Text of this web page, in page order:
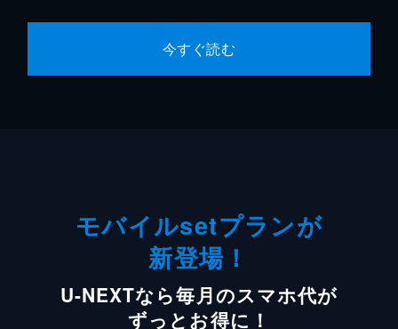
今すぐ読む
モバイルsetプランが
新登場！
U-NEXTなら毎月のスマホ代が
ずっとお得に！